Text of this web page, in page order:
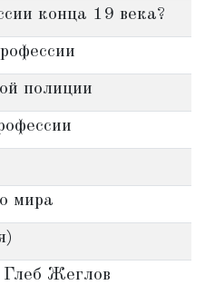
конца 19 века?
полиции
мира
Жеглов